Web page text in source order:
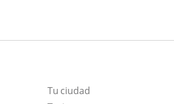
Tu ciudad